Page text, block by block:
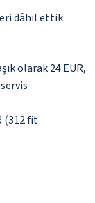
dâhil ettik.
olarak 24 EUR,
(312 fit